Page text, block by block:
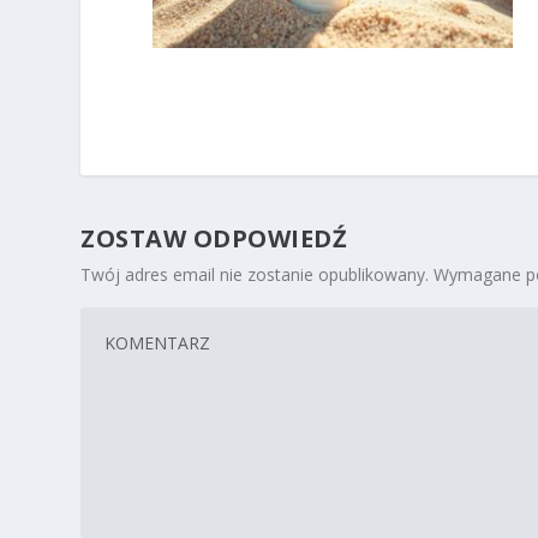
ZOSTAW ODPOWIEDŹ
Twój adres email nie zostanie opublikowany. Wymagane